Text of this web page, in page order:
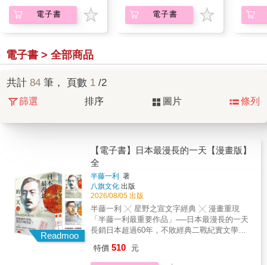
電子書 電子書
電子書 > 全部商品
共計 84 筆， 頁數 1 /2
篩選 排序 圖片 條列
Readmoo
【電子書】日本最漫長的一天【漫畫版】
全
半藤一利 著
八旗文化 出版
2026/08/05 出版
半藤一利 ╳ 星野之宣文字經典 ╳ 漫畫重現
「半藤一利最重要作品」──日本最漫長的一天
長銷日本超過60年，不敗經典二戰紀實文學
以嶄新視角、獨到見解描繪決定日本命運的最
後24小時無條件投降，還是作戰到底？《日本
特價 510 元